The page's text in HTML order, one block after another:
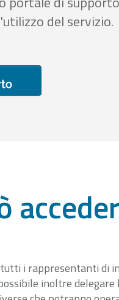
del servizio.
tutti i rappresentanti di
inoltre delegare